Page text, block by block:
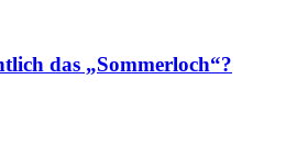
das „Sommerloch“?